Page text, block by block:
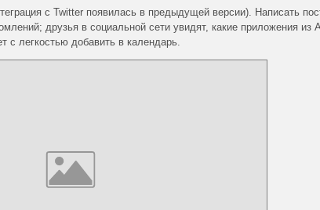
c Twitter появилась в предыдущей версии). Написать
друзья в социальной сети увидят, какие приложения из
легкостью добавить в календарь.